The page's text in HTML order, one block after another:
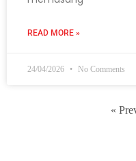
READ MORE »
24/04/2026 No Comments
«